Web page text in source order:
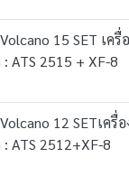
15 SET เ
ATS 2515 + XF-8
12 SETเค
ATS 2512+XF-8